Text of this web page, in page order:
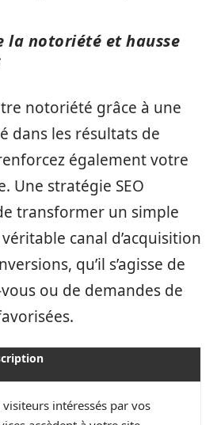
la notoriété et hausse
notoriété grâce à une
dans les résultats de
également votre
Une stratégie SEO
transformer un simple
canal d’acquisition
qu’il s’agisse de
ou de demandes de
visiteurs intéressés par vos